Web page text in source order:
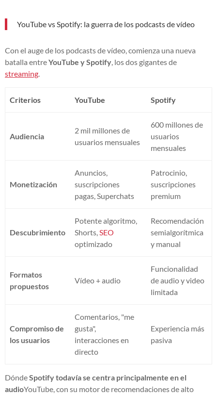
YouTube vs Spotify: la guerra de los podcasts de vídeo
Con el auge de los podcasts de vídeo, comienza una nueva
batalla entreYouTube y Spotify , los dos gigantes de
streaming
Criterios YouTube Spotify
Audiencia
2 mil millones de
usuarios mensuales
600 millones de
usuarios
mensuales
Monetización
Anuncios,
suscripciones
pagas, Superchats
Patrocinio,
suscripciones
premium
Descubrimiento
Potente algoritmo,
Shorts, SEO
optimizado
Recomendación
semialgorítmica
y manual
Formatos
propuestos
Vídeo + audio
Funcionalidad
de audio y video
limitada
Compromiso de
los usuarios
Comentarios, "me
gusta",
interacciones en
directo
Experiencia más
pasiva
DóndeSpotify todavía se centra principalmente en el
audioYouTube, con su motor de recomendaciones de alto